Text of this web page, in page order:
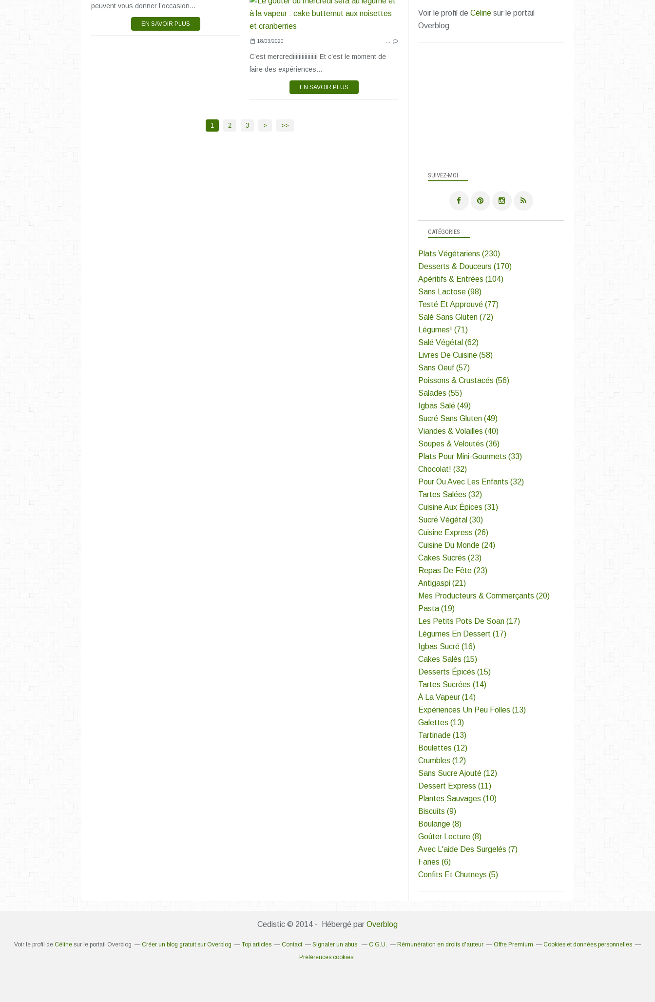
SALÉ SANS GLUTEN
SUCRÉ SANS GLUTEN
peuvent vous donner l’occasion...
EN SAVOIR PLUS
DESSERTS & DOUCEURS
EXPÉRIENCES UN PEU FOLLES
18/03/2020 …
C’est mercrediiiiiiiiiiiiiiiii Et c’est le moment de
faire des expériences...
EN SAVOIR PLUS
1 2 3 > >>
SUIVEZ-MOI
Voir le profil de Céline sur le portail
Overblog
CATÉGORIES
Plats Végétariens (230)
Desserts & Douceurs (170)
Apéritifs & Entrées (104)
Sans Lactose (98)
Testé Et Approuvé (77)
Salé Sans Gluten (72)
Légumes! (71)
Salé Végétal (62)
Livres De Cuisine (58)
Sans Oeuf (57)
Poissons & Crustacés (56)
Salades (55)
Igbas Salé (49)
Sucré Sans Gluten (49)
Viandes & Volailles (40)
Soupes & Veloutés (36)
Plats Pour Mini-Gourmets (33)
Chocolat! (32)
Pour Ou Avec Les Enfants (32)
Tartes Salées (32)
Cuisine Aux Épices (31)
Sucré Végétal (30)
Cuisine Express (26)
Cuisine Du Monde (24)
Cakes Sucrés (23)
Repas De Fête (23)
Antigaspi (21)
Mes Producteurs & Commerçants (20)
Pasta (19)
Les Petits Pots De Soan (17)
Légumes En Dessert (17)
Igbas Sucré (16)
Cakes Salés (15)
Desserts Épicés (15)
Tartes Sucrées (14)
À La Vapeur (14)
Expériences Un Peu Folles (13)
Galettes (13)
Tartinade (13)
Boulettes (12)
Crumbles (12)
Sans Sucre Ajouté (12)
Dessert Express (11)
Plantes Sauvages (10)
Biscuits (9)
Boulange (8)
Goûter Lecture (8)
Avec L'aide Des Surgelés (7)
Fanes (6)
Confits Et Chutneys (5)
Cedistic © 2014 - Hébergé par Overblog
Voir le profil de Céline sur le portail Overblog Créer un blog gratuit sur Overblog Top articles Contact Signaler un abus C.G.U. Rémunération en droits d'auteur Offre Premium
Cookies et données personnelles
Préférences cookies